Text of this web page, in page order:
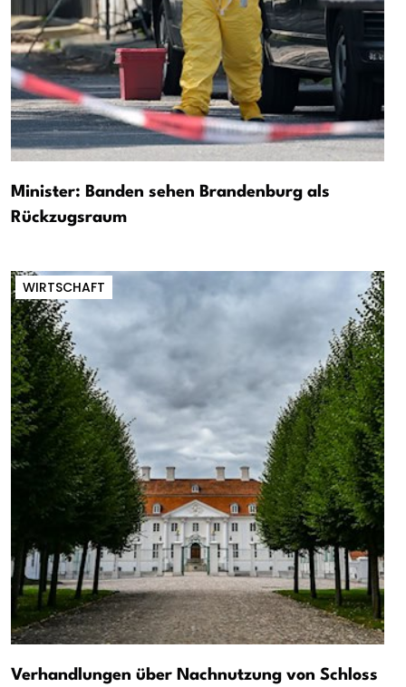
Minister: Banden sehen Brandenburg als
Rückzugsraum
WIRTSCHAFT
Verhandlungen über Nachnutzung von Schloss